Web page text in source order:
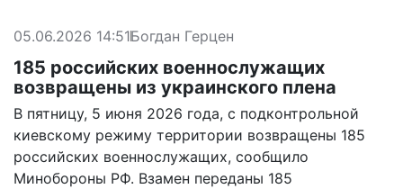
05.06.2026 14:51Богдан Герцен
185 российских военнослужащих
возвращены из украинского плена
В пятницу, 5 июня 2026 года, с подконтрольной
киевскому режиму территории возвращены 185
российских военнослужащих, сообщило
Минобороны РФ. Взамен переданы 185